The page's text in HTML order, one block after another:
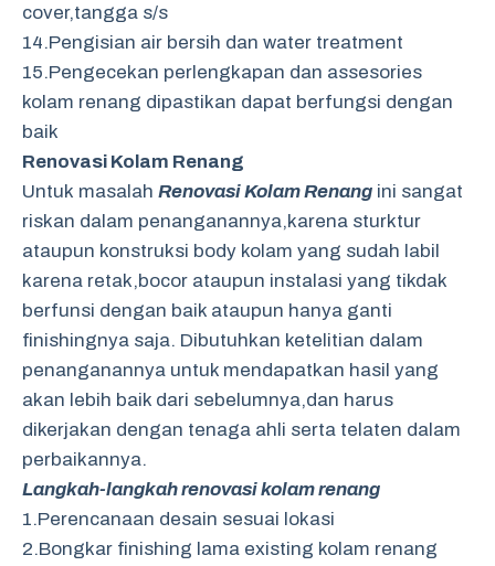
cover,tangga s/s
14.Pengisian air bersih dan water treatment
15.Pengecekan perlengkapan dan assesories
kolam renang dipastikan dapat berfungsi dengan
baik
Renovasi Kolam Renang
Untuk masalah Renovasi Kolam Renang ini sangat
riskan dalam penanganannya,karena sturktur
ataupun konstruksi body kolam yang sudah labil
karena retak,bocor ataupun instalasi yang tikdak
berfunsi dengan baik ataupun hanya ganti
finishingnya saja. Dibutuhkan ketelitian dalam
penanganannya untuk mendapatkan hasil yang
akan lebih baik dari sebelumnya,dan harus
dikerjakan dengan tenaga ahli serta telaten dalam
perbaikannya.
Langkah-langkah renovasi kolam renang
1.Perencanaan desain sesuai lokasi
2.Bongkar finishing lama existing kolam renang